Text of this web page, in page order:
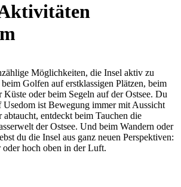
Möglichkeiten, die Insel aktiv zu
Golfen auf erstklassigen Plätzen, beim
Küste oder beim Segeln auf der Ostsee. Du
Usedom ist Bewegung immer mit Aussicht
entdeckt beim Tauchen die
der Ostsee. Und beim Wandern oder
du die Insel aus ganz neuen Perspektiven:
oder hoch oben in der Luft.